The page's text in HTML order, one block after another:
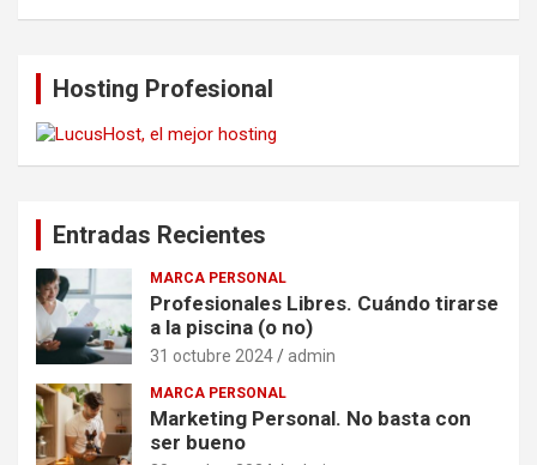
Hosting Profesional
Entradas Recientes
MARCA PERSONAL
Profesionales Libres. Cuándo tirarse
a la piscina (o no)
31 octubre 2024 admin
MARCA PERSONAL
Marketing Personal. No basta con
ser bueno